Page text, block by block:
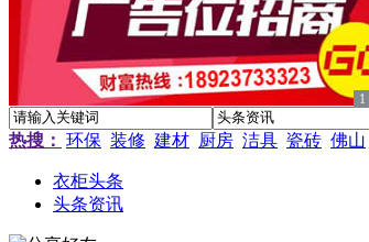
1
热搜： 环保 装修 建材 厨房 洁具 瓷砖 佛山
衣柜头条
头条资讯